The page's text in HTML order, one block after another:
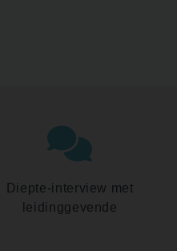
Diepte-interview met
leidinggevende